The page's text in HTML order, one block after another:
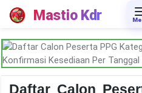
Mastio Kdr
Daftar Calon